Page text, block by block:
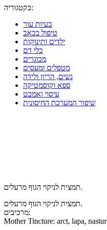
בקטגוריה:
בעיות עור
טיפול בכאב
ילדים ותינוקות
כלי דם
מבוגרים
מטפלים ומעסים
נשים, הריון ולידה
ספא וקוסמטיקה
עיסוי ואמבט
שיפור המערכת החיסונית
תמצית לניקוי הגוף מרעלים.
תמצית לניקוי הגוף מרעלים.
מרכיבים:
Mother Tincture: arct, lapa,